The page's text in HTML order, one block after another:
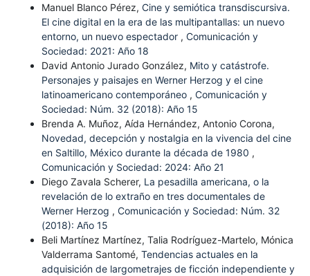
Manuel Blanco Pérez, Cine y semiótica transdiscursiva.
El cine digital en la era de las multipantallas: un nuevo
entorno, un nuevo espectador , Comunicación y
Sociedad: 2021: Año 18
David Antonio Jurado González, Mito y catástrofe.
Personajes y paisajes en Werner Herzog y el cine
latinoamericano contemporáneo , Comunicación y
Sociedad: Núm. 32 (2018): Año 15
Brenda A. Muñoz, Aída Hernández, Antonio Corona,
Novedad, decepción y nostalgia en la vivencia del cine
en Saltillo, México durante la década de 1980 ,
Comunicación y Sociedad: 2024: Año 21
Diego Zavala Scherer, La pesadilla americana, o la
revelación de lo extraño en tres documentales de
Werner Herzog , Comunicación y Sociedad: Núm. 32
(2018): Año 15
Beli Martínez Martínez, Talia Rodríguez-Martelo, Mónica
Valderrama Santomé, Tendencias actuales en la
adquisición de largometrajes de ficción independiente y